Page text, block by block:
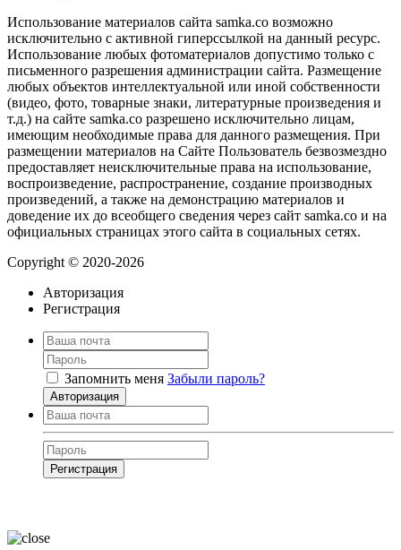
Использование материалов сайта samka.co возможно
исключительно с активной гиперссылкой на данный ресурс.
Использование любых фотоматериалов допустимо только с
письменного разрешения администрации сайта. Размещение
любых объектов интеллектуальной или иной собственности
(видео, фото, товарные знаки, литературные произведения и
т.д.) на сайте samka.co разрешено исключительно лицам,
имеющим необходимые права для данного размещения. При
размещении материалов на Сайте Пользователь безвозмездно
предоставляет неисключительные права на использование,
воспроизведение, распространение, создание производных
произведений, а также на демонстрацию материалов и
доведение их до всеобщего сведения через сайт samka.co и на
официальных страницах этого сайта в социальных сетях.
Copyright © 2020-2026
Авторизация
Регистрация
Запомнить меня Забыли пароль?
Авторизация
Регистрация